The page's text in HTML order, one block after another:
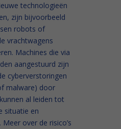
technologieën
zijn bijvoorbeeld
robots of
vrachtwagens
Machines die via
aangestuurd zijn
cyberverstoringen
malware) door
al leiden tot
situatie en
over de risico’s